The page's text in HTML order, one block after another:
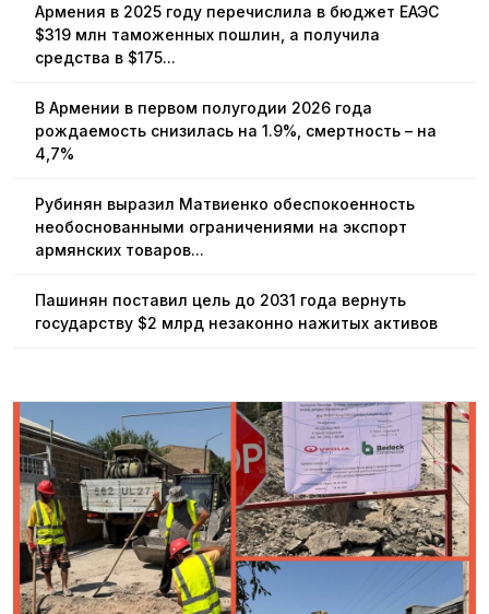
Армения в 2025 году перечислила в бюджет ЕАЭС
$319 млн таможенных пошлин, а получила
средства в $175...
В Армении в первом полугодии 2026 года
рождаемость снизилась на 1.9%, смертность – на
4,7%
Рубинян выразил Матвиенко обеспокоенность
необоснованными ограничениями на экспорт
армянских товаров...
Пашинян поставил цель до 2031 года вернуть
государству $2 млрд незаконно нажитых активов